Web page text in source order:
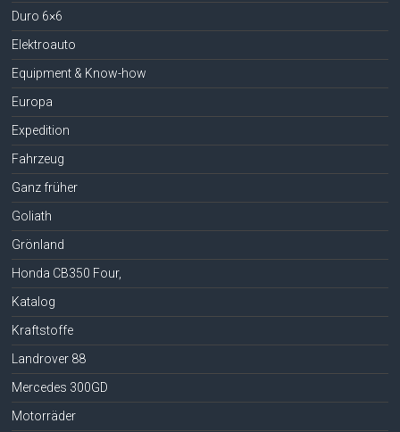
Duro 6×6
Elektroauto
Equipment & Know-how
Europa
Expedition
Fahrzeug
Ganz früher
Goliath
Grönland
Honda CB350 Four,
Katalog
Kraftstoffe
Landrover 88
Mercedes 300GD
Motorräder